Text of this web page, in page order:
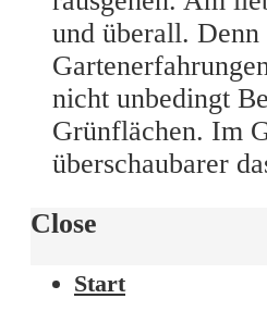
und überall.
nicht unbedingt
Grünflächen. Im
überschaubarer
Close
Start